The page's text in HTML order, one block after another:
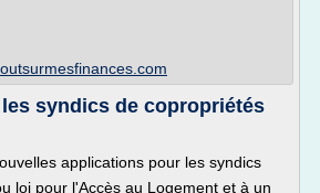
syndics de copropriétés
applications pour les syndics
loi pour l'Accès au Logement et à un